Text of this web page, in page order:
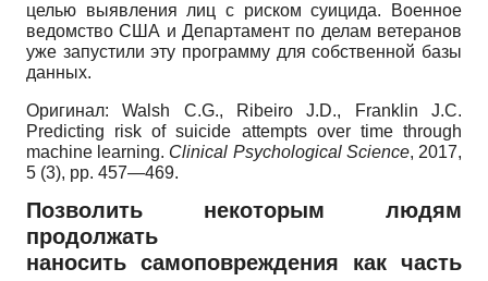
целью выявления лиц с риском суицида. Военное
ведомство США и Департамент по делам ветеранов
уже запустили эту программу для собственной базы
данных.
Оригинал:Walsh C.G., Ribeiro J.D., Franklin J.C.
Predicting risk of suicide attempts over time through
machine learning. Clinical Psychological Science, 2017,
5 (3), pp. 457—469.
Позволить некоторым людям
продолжать
наносить самоповреждения как часть